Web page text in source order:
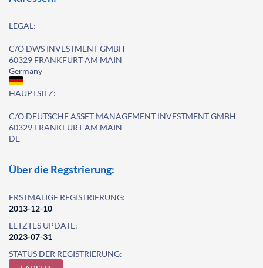
LEGAL:
C/O DWS INVESTMENT GMBH
60329 FRANKFURT AM MAIN
Germany
HAUPTSITZ:
C/O DEUTSCHE ASSET MANAGEMENT INVESTMENT GMBH
60329 FRANKFURT AM MAIN
DE
Über die Regstrierung:
ERSTMALIGE REGISTRIERUNG:
2013-12-10
LETZTES UPDATE:
2023-07-31
STATUS DER REGISTRIERUNG: